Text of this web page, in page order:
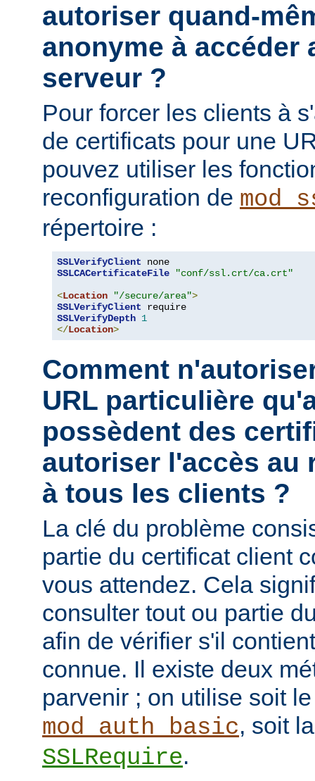
autoriser quand-
anonyme à accéder
serveur ?
Pour forcer les clients à
de certificats pour une
pouvez utiliser les
reconfiguration de
répertoire :
SSLVerifyClient
SSLCACertificateFile
"conf/ssl.crt/ca.crt"
<Location "/secure/area">
SSLVerifyClient
SSLVerifyDepth 1
</Location>
Comment
URL particulière
possèdent des
autoriser l'accès au
à tous les clients ?
La clé du problème
partie du certificat client
vous attendez. Cela
consulter tout ou partie
afin de vérifier s'il
connue. Il existe deux
parvenir ; on utilise soit
mod_auth_basic, soit
SSLRequire.